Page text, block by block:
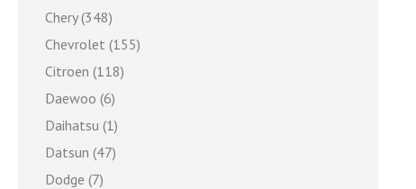
Chery (348)
Chevrolet (155)
Citroen (118)
Daewoo (6)
Daihatsu (1)
Datsun (47)
Dodge (7)